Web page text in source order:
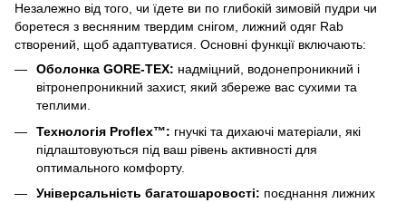
Незалежно від того, чи їдете ви по глибокій зимовій пудри чи
боретеся з весняним твердим снігом, лижний одяг Rab
створений, щоб адаптуватися. Основні функції включають:
Оболонка GORE-TEX: надміцний, водонепроникний і
вітронепроникний захист, який збереже вас сухими та
теплими.
Технологія Proflex™: гнучкі та дихаючі матеріали, які
підлаштовуються під ваш рівень активності для
оптимального комфорту.
Універсальність багатошаровості: поєднання лижних